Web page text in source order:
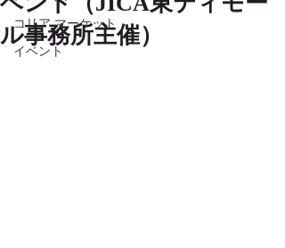
コリア マーケット
イベント
ル事務所主催）